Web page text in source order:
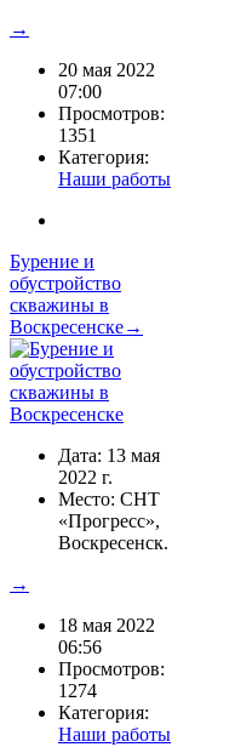
→
20 мая 2022
07:00
Просмотров:
1351
Категория:
Наши работы
Бурение и
обустройство
скважины в
Воскресенске→
Дата: 13 мая
2022 г.
Место: СНТ
«Прогресс»,
Воскресенск.
→
18 мая 2022
06:56
Просмотров:
1274
Категория:
Наши работы